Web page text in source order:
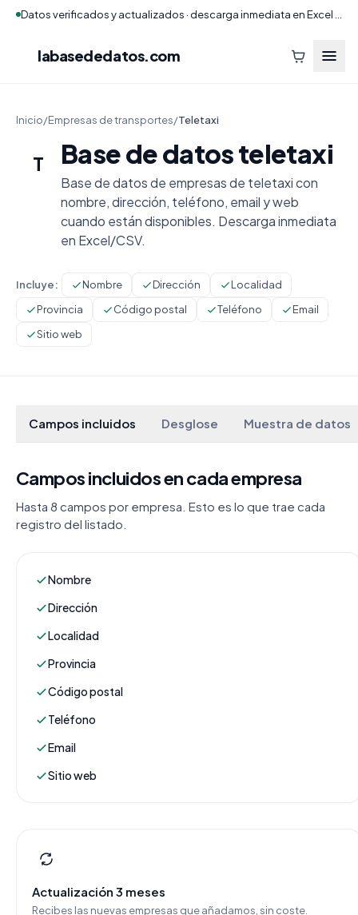
labasededatos.com
Inicio/Empresas de transportes/Teletaxi
T Base de datos teletaxi
Base de datos de empresas de teletaxi con
nombre, dirección, teléfono, email y web
cuando están disponibles. Descarga inmediata
en Excel/CSV.
Incluye: Nombre Dirección
Localidad
Provincia
Código postal Teléfono
Email
Sitio web
Campos incluidos Desglose Muestra de datos
Campos incluidos en cada empresa
Hasta 8 campos por empresa. Esto es lo que trae cada
registro del listado.
Nombre
Dirección
Localidad
Provincia
Código postal
Teléfono
Email
Sitio web
Actualización 3 meses
Recibes las nuevas empresas que añadamos, sin coste.